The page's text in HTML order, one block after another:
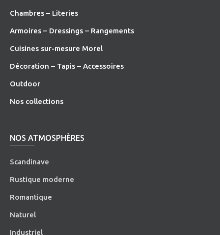
Chambres – Literies
Armoires – Dressings – Rangements
Cuisines sur-mesure Morel
Décoration – Tapis – Accessoires
Outdoor
Nos collections
NOS ATMOSPHÈRES
Scandinave
Rustique moderne
Romantique
Naturel
Industriel